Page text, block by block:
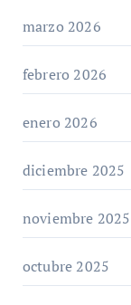
marzo 2026
febrero 2026
enero 2026
diciembre 2025
noviembre 2025
octubre 2025